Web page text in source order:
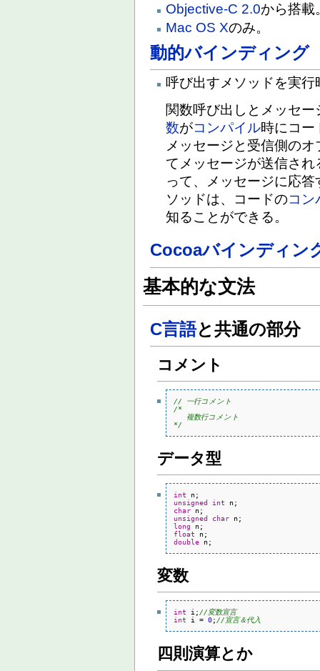
Objective-C 2.0から搭載
Mac OS Xのみ。
動的バインディング
呼び出すメソッドを実行
関数呼び出しとメッセ
数がコンパイル時にコー
メッセージと受信側の
てメッセージが送信さ
って、メッセージに応
ソッドは、コードのコン
知ることができる。
Cocoaバインディン
基本的な文法
C言語と共通の部分
コメント
// 一行コメント
/*
   複数行コメント
*/
データ型
int
unsigned
int
char
unsigned
char
long
float
double n;
変数
int i; //変数宣言
int
i = 0; //宣言＆代入
四則演算とか